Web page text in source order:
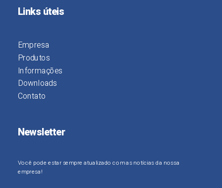
Links úteis
Empresa
Produtos
Informações
Downloads
Contato
Newsletter
Você pode estar sempre atualizado com as notícias da nossa
empresa!